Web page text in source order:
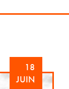
18
JUIN